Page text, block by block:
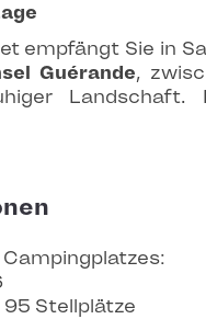
empfängt Sie in
Guérande,
Landschaft.
Stellplätze